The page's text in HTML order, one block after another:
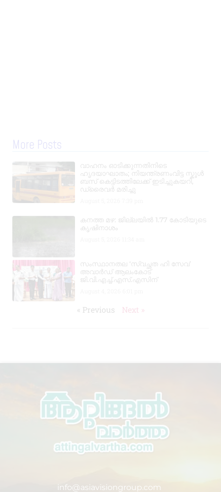
More Posts
വാഹനം ഓടിക്കുന്നതിനിടെ
ഹൃദയാഘാതം; നിയന്ത്രണംവിട്ട സ്കൂൾ
ബസ് കെട്ടിടത്തിലേക്ക് ഇടിച്ചുകയറി,
ഡ്രൈവർ മരിച്ചു
കനത്ത മഴ: ജില്ലയിൽ 1.77 കോടിയുടെ
കൃഷിനാശം
സംസ്ഥാനതല ‘സ്വച്ഛത ഹി സേവ’
അവാർഡ് ആലംകോട്
ജി.വി.എച്ച്.എസ്.എസിന്
« Previous Next »
info@asiavisiongroup.com